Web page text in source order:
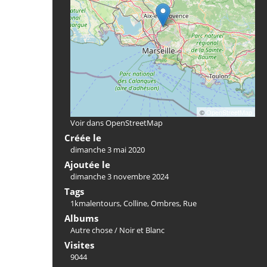
© OpenStreetMap
Voir dans OpenStreetMap
Créée le
dimanche 3 mai 2020
Ajoutée le
dimanche 3 novembre 2024
Tags
1kmalentours,Colline,Ombres, Rue
Albums
Autre chose/ Noir et Blanc
Visites
9044